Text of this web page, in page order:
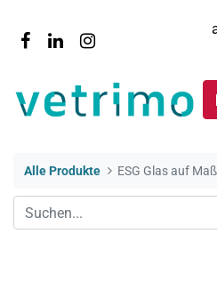
Alle Produkte ESG Glas auf Maß